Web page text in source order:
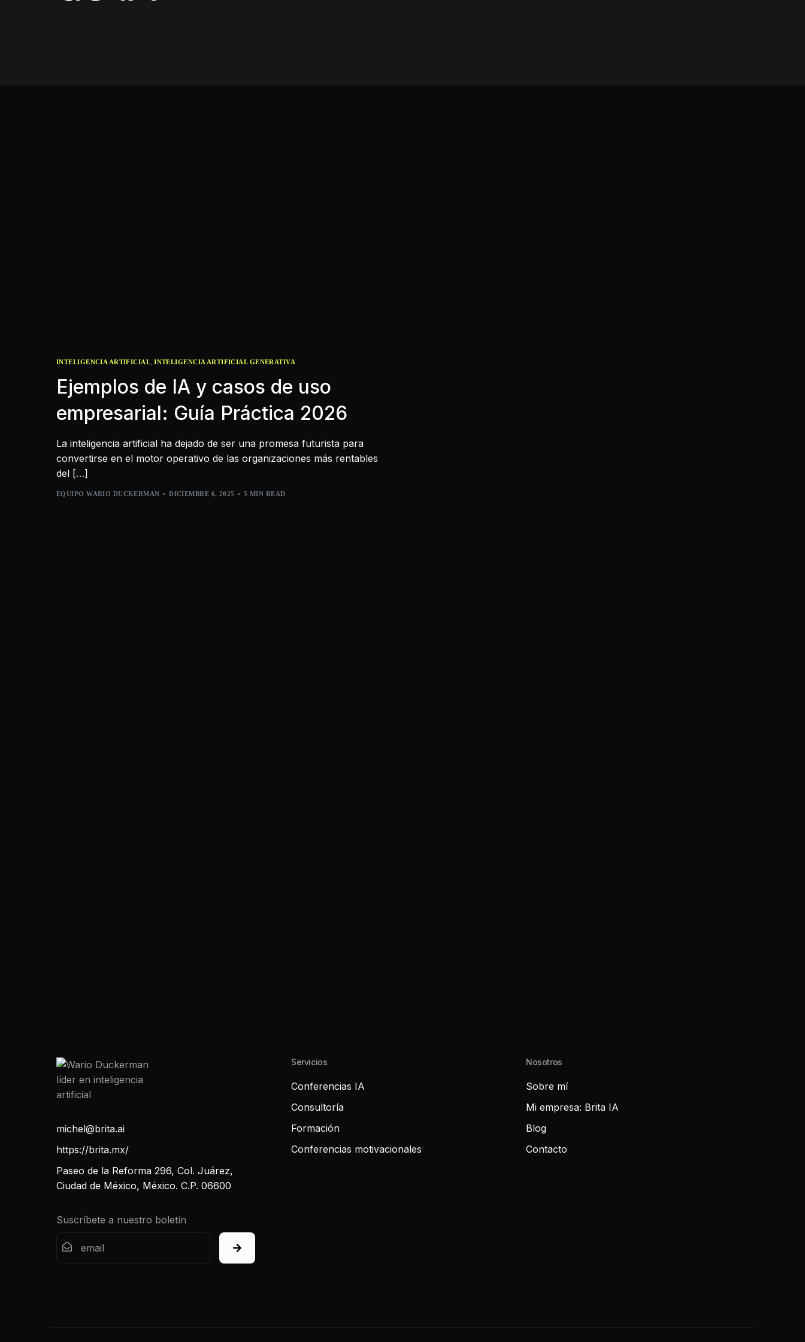
INTELIGENCIA ARTIFICIAL ,INTELIGENCIA ARTIFICIAL GENERATIVA
Ejemplos de IA y casos de uso
empresarial: Guía Práctica 2026
La inteligencia artificial ha dejado de ser una promesa futurista para
convertirse en el motor operativo de las organizaciones más rentables
del […]
EQUIPO WARIO DUCKERMAN DICIEMBRE 6, 2025 5 MIN READ
michel@brita.ai
https://brita.mx/
Paseo de la Reforma 296, Col. Juárez,
Ciudad de México, México. C.P. 06600
Suscríbete a nuestro boletín
Servicios
Conferencias IA
Consultoría
Formación
Conferencias motivacionales
Nosotros
Sobre mí
Mi empresa: Brita IA
Blog
Contacto